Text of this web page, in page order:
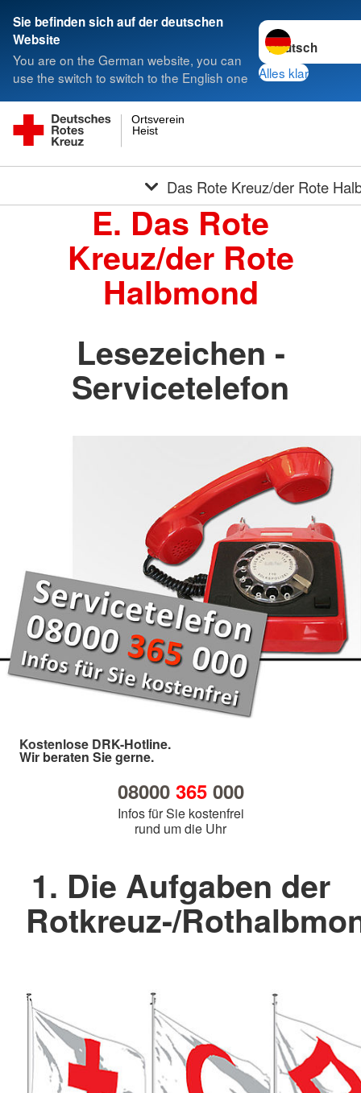
Sie befinden sich auf der deutschen
Website
You are on the German website, you can
use the switch to switch to the English one
Sprache
Alles klar
Heist
Ortsverein
Das Rote Kreuz/der Rote
E. Das Rote
Kreuz/der Rote
Halbmond
Lesezeichen -
Servicetelefon
Kostenlose DRK-Hotline.
Wir beraten Sie gerne.
08000 365000
Infos für Sie kostenfrei
rund um die Uhr
1. Die Aufgaben der
Rotkreuz-/